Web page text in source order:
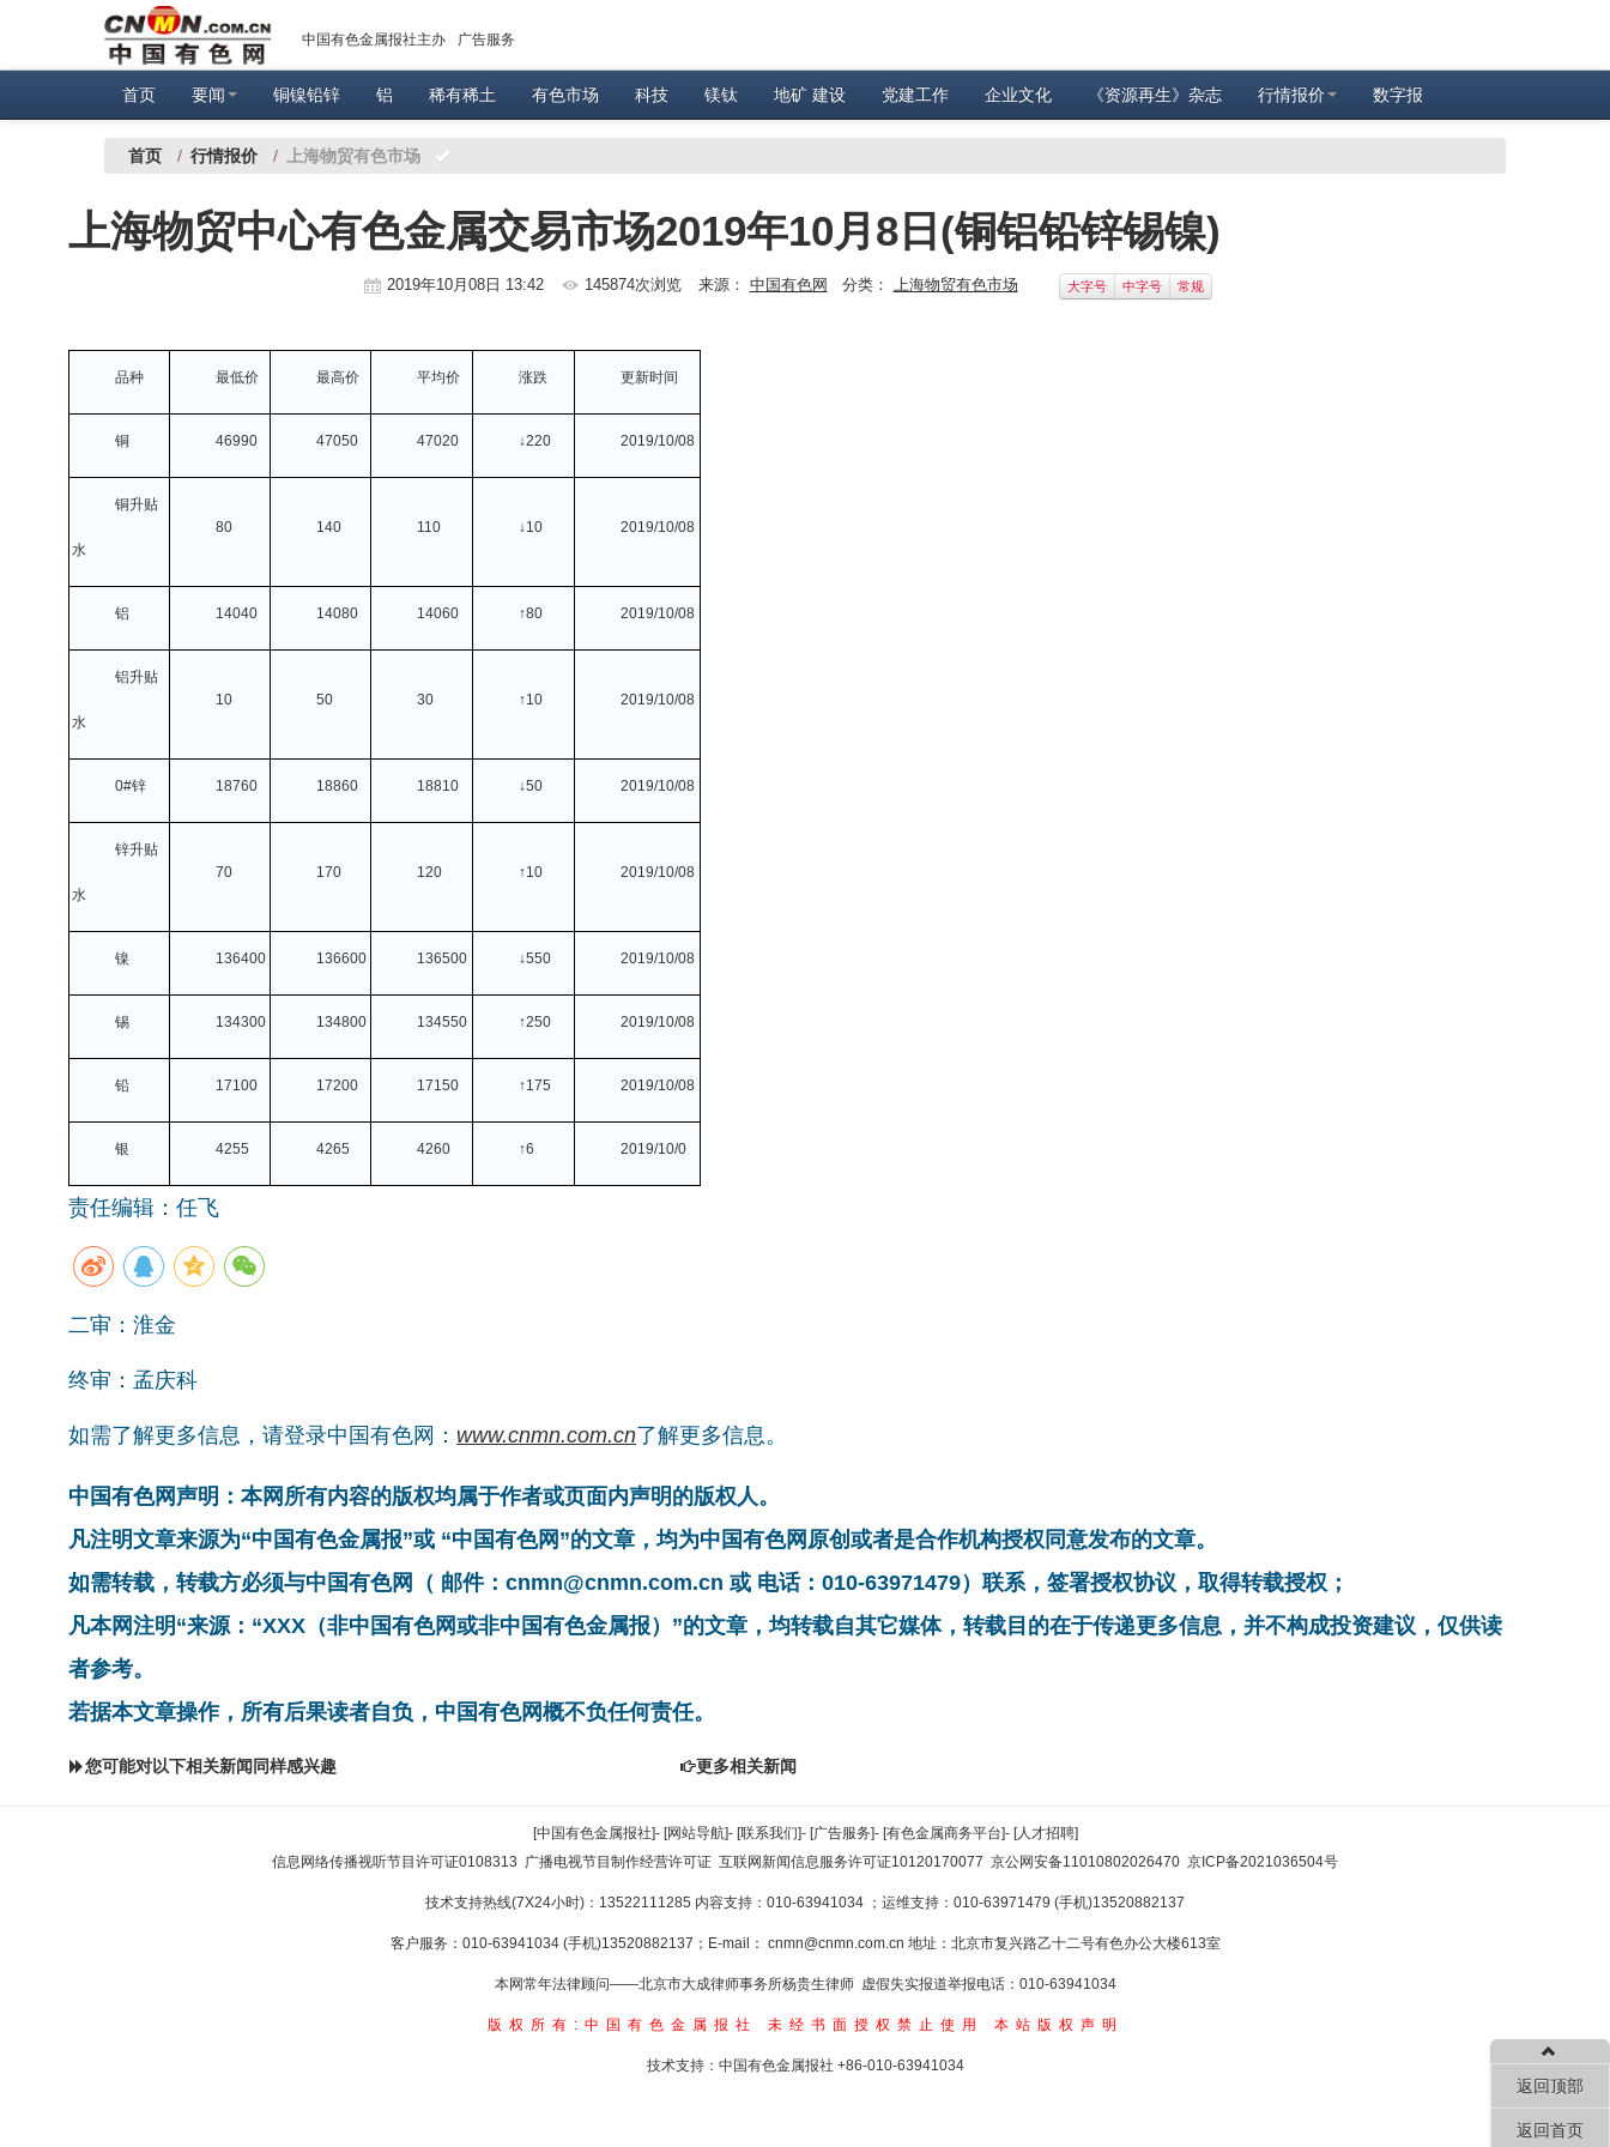
中国有色金属报社主办 广告服务
首页 要闻 铜镍铅锌 铝 稀有稀土 有色市场 科技 镁钛 地矿 建设 党建工作 企业文化 《资源再生》杂志 行情报价 数字报
首页 / 行情报价 / 上海物贸有色市场
上海物贸中心有色金属交易市场2019年10月8日(铜铝铅锌锡镍)
2019年10月08日 13:42 145874次浏览 来源： 中国有色网 分类： 上海物贸有色市场 大字号 中字号 常规
品种 最低价 最高价 平均价 涨跌 更新时间
铜 46990 47050 47020 ↓220 2019/10/08
铜升贴
水
80 140 110 ↓10 2019/10/08
铝 14040 14080 14060 ↑80 2019/10/08
铝升贴
水
10 50 30 ↑10 2019/10/08
0#锌 18760 18860 18810 ↓50 2019/10/08
锌升贴
水
70 170 120 ↑10 2019/10/08
镍 136400 136600 136500 ↓550 2019/10/08
锡 134300 134800 134550 ↑250 2019/10/08
铅 17100 17200 17150 ↑175 2019/10/08
银 4255 4265 4260 ↑6 2019/10/0
责任编辑：任飞
二审：淮金
终审：孟庆科
如需了解更多信息，请登录中国有色网： www.cnmn.com.cn了解更多信息。
中国有色网声明：本网所有内容的版权均属于作者或页面内声明的版权人。
凡注明文章来源为“中国有色金属报”或 “中国有色网”的文章，均为中国有色网原创或者是合作机构授权同意发布的文章。
如需转载，转载方必须与中国有色网（ 邮件：cnmn@cnmn.com.cn 或 电话：010-63971479）联系，签署授权协议，取得转载授权；
凡本网注明“来源：“XXX（非中国有色网或非中国有色金属报）”的文章，均转载自其它媒体，转载目的在于传递更多信息，并不构成投资建议，仅供读
者参考。
若据本文章操作，所有后果读者自负，中国有色网概不负任何责任。
您可能对以下相关新闻同样感兴趣 更多相关新闻
返回顶部
返回首页
[中国有色金属报社]- [网站导航]- [联系我们]- [广告服务]- [有色金属商务平台]- [人才招聘]
信息网络传播视听节目许可证0108313 广播电视节目制作经营许可证 互联网新闻信息服务许可证10120170077 京公网安备11010802026470 京ICP备2021036504号
技术支持热线(7X24小时)：13522111285 内容支持：010-63941034 ；运维支持：010-63971479 (手机)13520882137
客户服务：010-63941034 (手机)13520882137；E-mail： cnmn@cnmn.com.cn 地址：北京市复兴路乙十二号有色办公大楼613室
本网常年法律顾问——北京市大成律师事务所杨贵生律师 虚假失实报道举报电话：010-63941034
版权所有:中国有色金属报社 未经书面授权禁止使用 本站版权声明
技术支持：中国有色金属报社 +86-010-63941034